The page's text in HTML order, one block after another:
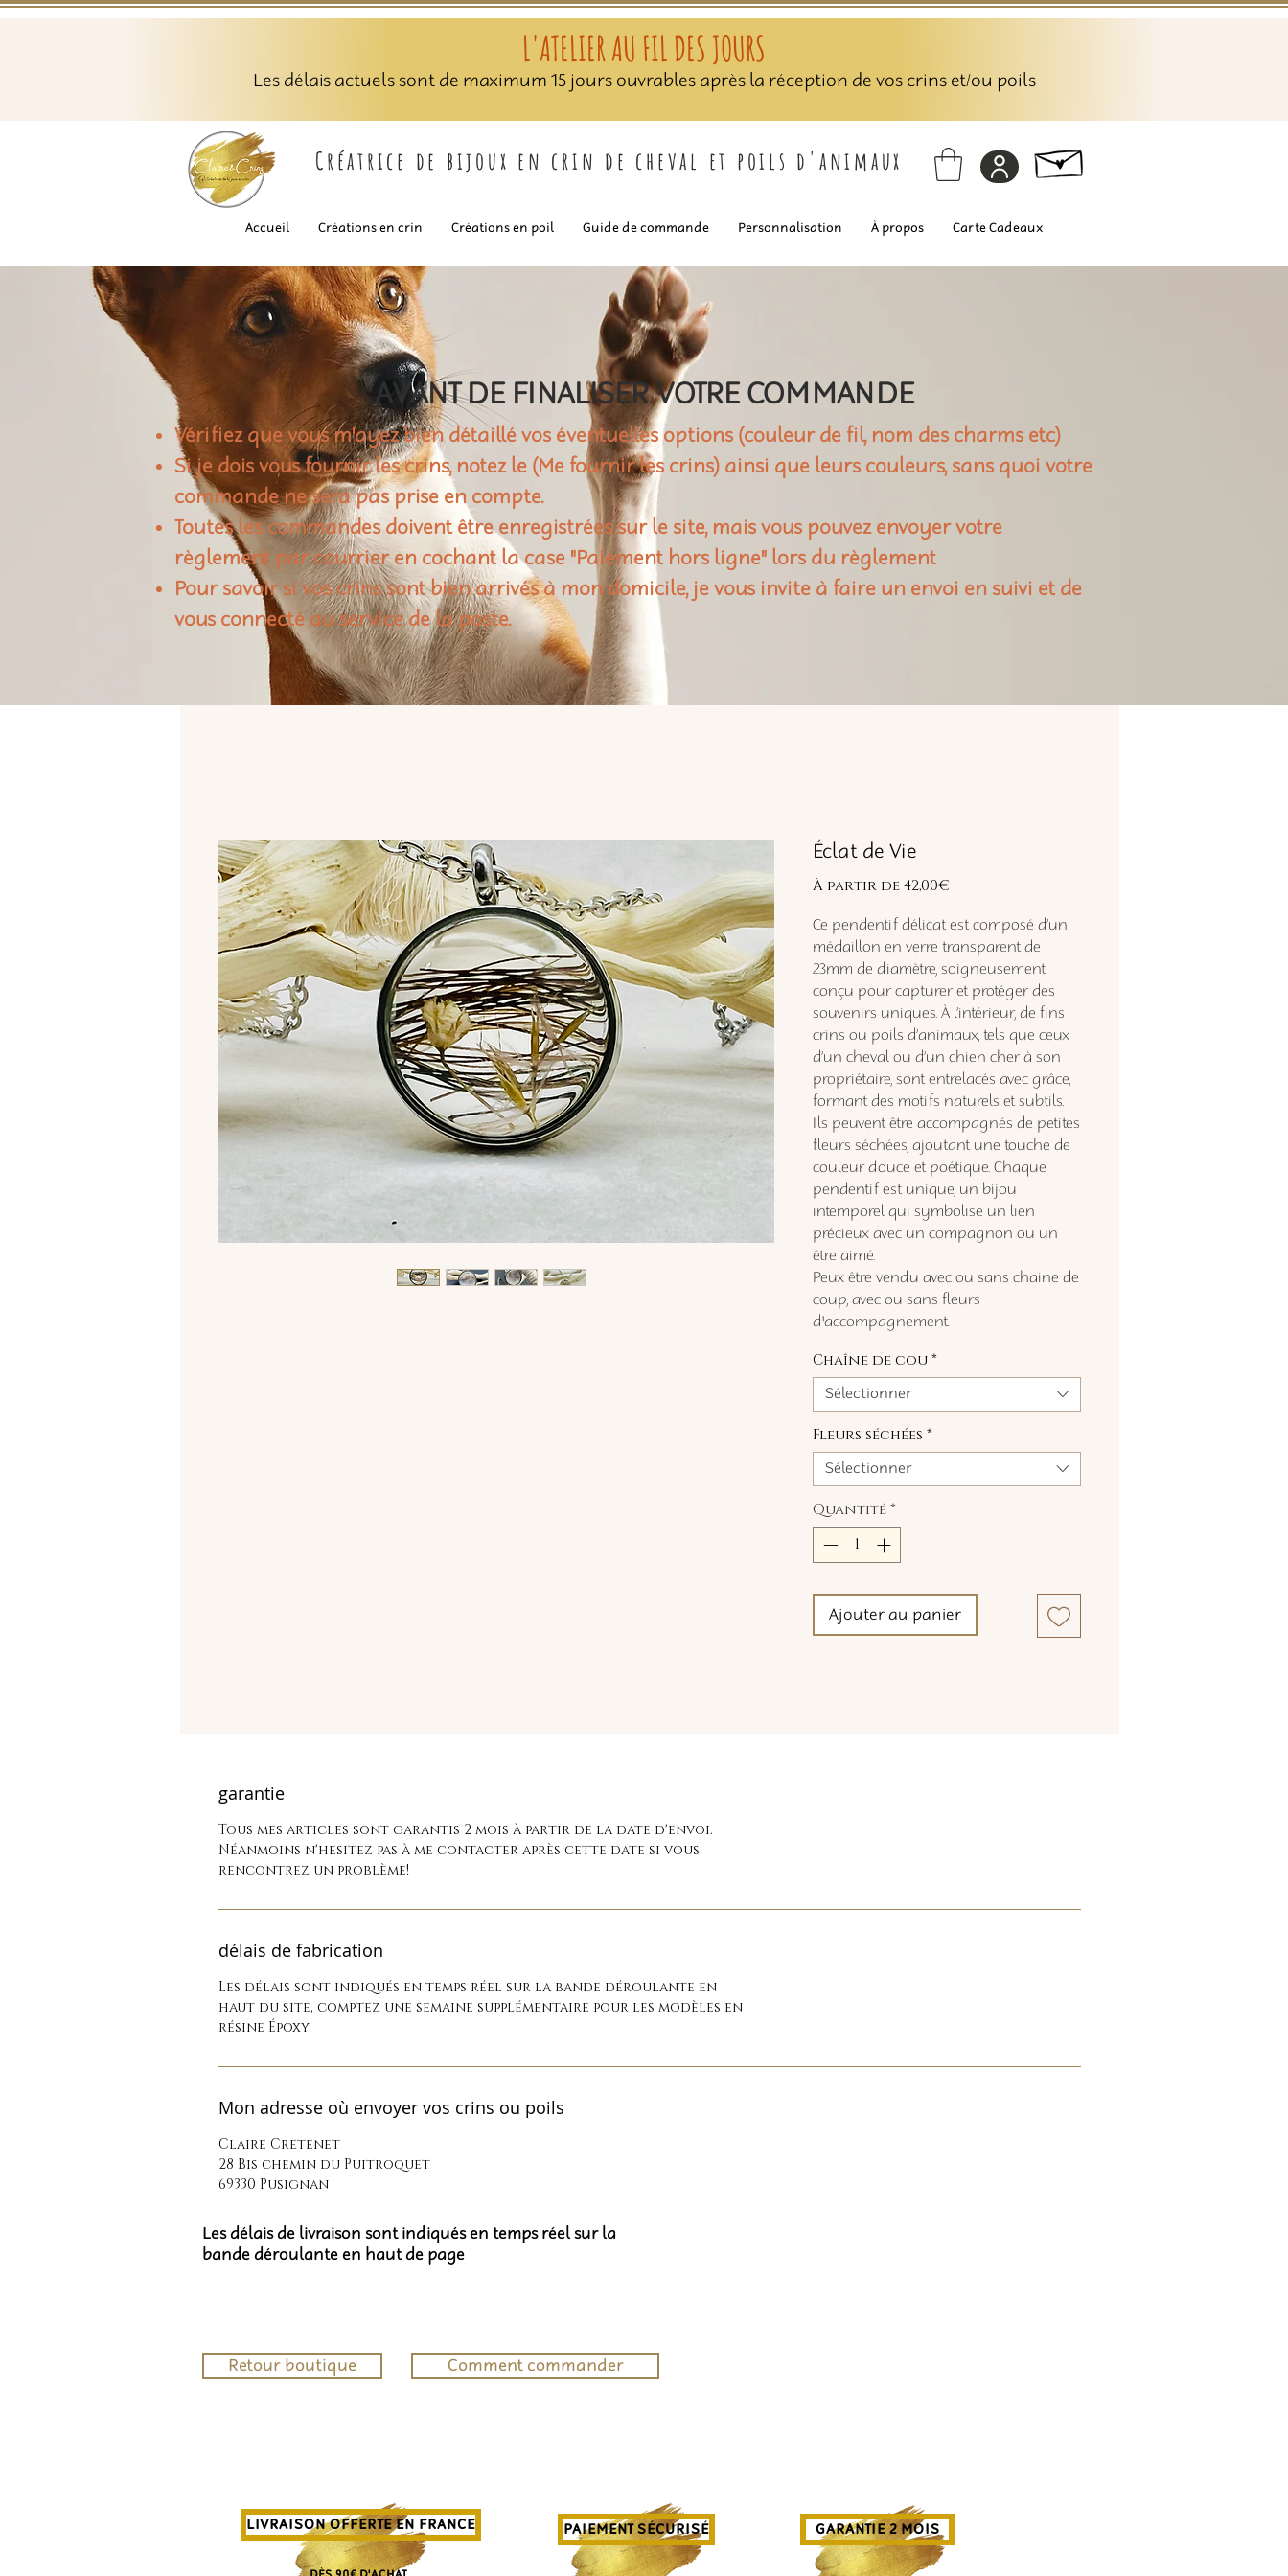
L'ATELIER AU FIL DES JOURS
Les délais actuels sont de maximum 15 jours ouvrables après la réception de vos crins et/ou poils
Créatrice de bijoux en crin de cheval et poils d'animaux
Accueil Créations en crin Créations en poil Guide de commande Personnalisation À propos Carte Cadeaux
AVANT DE FINALISER VOTRE COMMANDE
Vérifiez que vous m'ayez bien détaillé vos éventuelles options (couleur de fil, nom des charms etc)
Si je dois vous fournir les crins, notez le (Me fournir les crins) ainsi que leurs couleurs, sans quoi votre
commande ne sera pas prise en compte.
Toutes les commandes doivent être enregistrées sur le site, mais vous pouvez envoyer votre
règlement par courrier en cochant la case "Paiement hors ligne" lors du règlement
Pour savoir si vos crins sont bien arrivés à mon domicile, je vous invite à faire un envoi en suivi et de
vous connecté au service de la poste.
Éclat de Vie
À partir de42,00€
Ce pendentif délicat est composé d’un
médaillon en verre transparent de
23mm de diamètre, soigneusement
conçu pour capturer et protéger des
souvenirs uniques. À l’intérieur, de fins
crins ou poils d’animaux, tels que ceux
d’un cheval ou d’un chien cher à son
propriétaire, sont entrelacés avec grâce,
formant des motifs naturels et subtils.
Ils peuvent être accompagnés de petites
fleurs séchées, ajoutant une touche de
couleur douce et poétique. Chaque
pendentif est unique, un bijou
intemporel qui symbolise un lien
précieux avec un compagnon ou un
être aimé.
Peux être vendu avec ou sans chaine de
coup, avec ou sans fleurs
d'accompagnement.
Chaîne de cou*
Sélectionner
Fleurs séchées *
Sélectionner
Quantité*
Ajouter au panier
garantie
Tous mes articles sont garantis 2 mois à partir de la date d'envoi.
Néanmoins n'hesitez pas à me contacter après cette date si vous
rencontrez un problème!
délais de fabrication
Les délais sont indiqués en temps réel sur la bande déroulante en
haut du site, comptez une semaine supplémentaire pour les modèles en
résine Époxy
Mon adresse où envoyer vos crins ou poils
Claire Cretenet
28 Bis chemin du Puitroquet
69330 Pusignan
Les délais de livraison sont indiqués en temps réel sur la
bande déroulante en haut de page
Retour boutique Comment commander
LIVRAISON OFFERTE EN FRANCE PAIEMENT SÉCURISÉ GARANTIE 2 MOIS